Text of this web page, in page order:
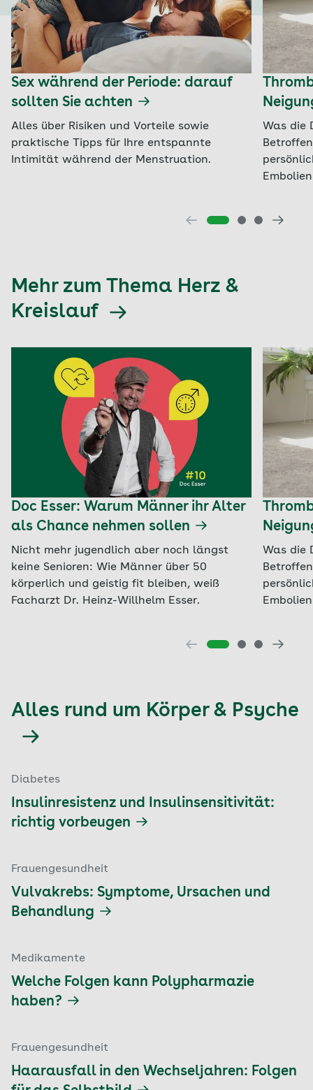
Sex während der Periode: darauf
sollten Sie achten
Alles über Risiken und Vorteile sowie
praktische Tipps für Ihre entspannte
Intimität während der Menstruation.
Was die
Mehr zum Thema Herz &
Kreislauf
Doc Esser: Warum Männer ihr Alter
als Chance nehmen sollen
Nicht mehr jugendlich aber noch längst
keine Senioren: Wie Männer über 50
körperlich und geistig fit bleiben, weiß
Facharzt Dr. Heinz-Willhelm Esser.
Was die
Alles rund um Körper & Psyche
Diabetes
Insulinresistenz und Insulinsensitivität:
richtig vorbeugen
Frauengesundheit
Vulvakrebs: Symptome, Ursachen und
Behandlung
Medikamente
Welche Folgen kann Polypharmazie
haben?
Frauengesundheit
Haarausfall in den Wechseljahren: Folgen